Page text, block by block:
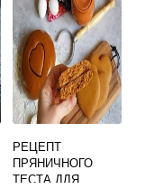
РЕЦЕПТ
ПРЯНИЧНОГО
ТЕСТА ДЛЯ